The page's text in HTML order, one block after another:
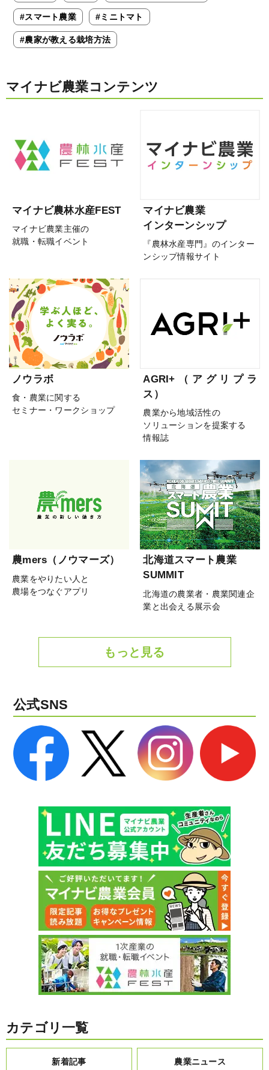
#スマート農業 #ミニトマト
#農家が教える栽培方法
マイナビ農業コンテンツ
マイナビ農林水産FEST
マイナビ農業主催の
就職・転職イベント
マイナビ農業
インターンシップ
『農林水産専門』のインター
ンシップ情報サイト
ノウラボ
食・農業に関する
セミナー・ワークショップ
AGRI+（アグリプラ
ス）
農業から地域活性の
ソリューションを提案する
情報誌
農mers（ノウマーズ）
農業をやりたい人と
農場をつなぐアプリ
北海道スマート農業
SUMMIT
北海道の農業者・農業関連企
業と出会える展示会
もっと見る
公式SNS
カテゴリ一覧
新着記事 農業ニュース